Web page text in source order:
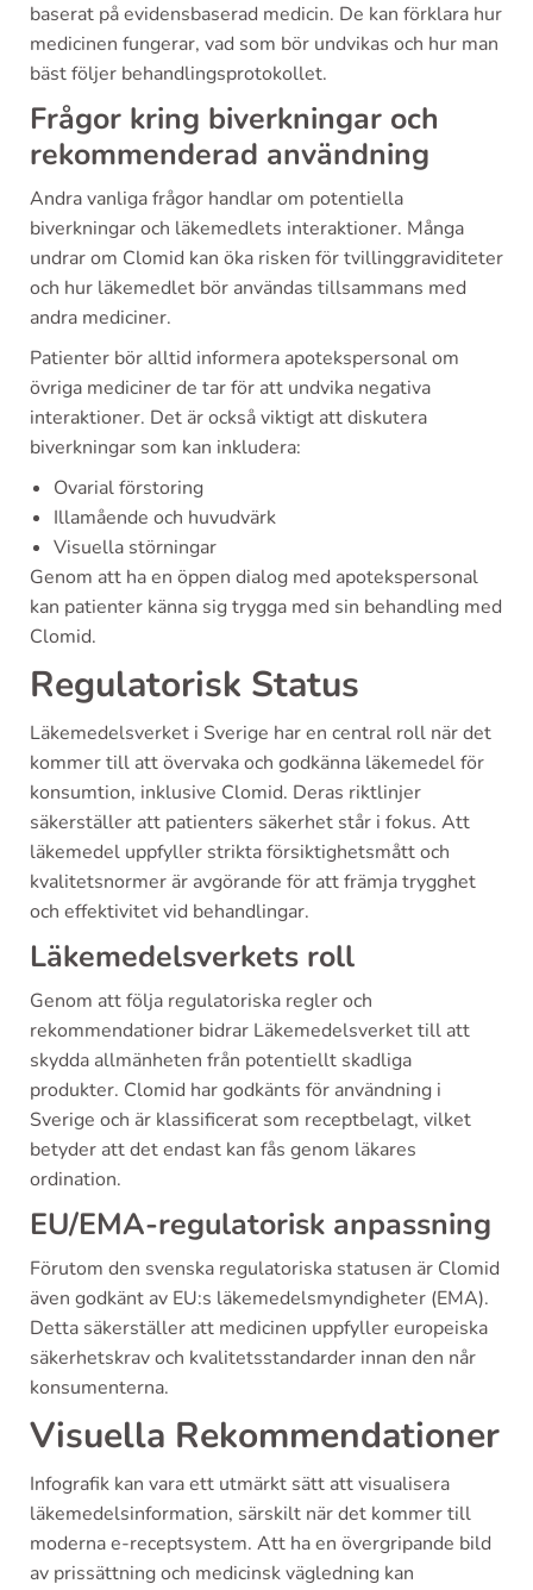
baserat på evidensbaserad medicin. De kan förklara hur
medicinen fungerar, vad som bör undvikas och hur man
bäst följer behandlingsprotokollet.
Frågor kring biverkningar och
rekommenderad användning
Andra vanliga frågor handlar om potentiella
biverkningar och läkemedlets interaktioner. Många
undrar om Clomid kan öka risken för tvillinggraviditeter
och hur läkemedlet bör användas tillsammans med
andra mediciner.
Patienter bör alltid informera apotekspersonal om
övriga mediciner de tar för att undvika negativa
interaktioner. Det är också viktigt att diskutera
biverkningar som kan inkludera:
Ovarial förstoring
Illamående och huvudvärk
Visuella störningar
Genom att ha en öppen dialog med apotekspersonal
kan patienter känna sig trygga med sin behandling med
Clomid.
Regulatorisk Status
Läkemedelsverket i Sverige har en central roll när det
kommer till att övervaka och godkänna läkemedel för
konsumtion, inklusive Clomid. Deras riktlinjer
säkerställer att patienters säkerhet står i fokus. Att
läkemedel uppfyller strikta försiktighetsmått och
kvalitetsnormer är avgörande för att främja trygghet
och effektivitet vid behandlingar.
Läkemedelsverkets roll
Genom att följa regulatoriska regler och
rekommendationer bidrar Läkemedelsverket till att
skydda allmänheten från potentiellt skadliga
produkter. Clomid har godkänts för användning i
Sverige och är klassificerat som receptbelagt, vilket
betyder att det endast kan fås genom läkares
ordination.
EU/EMA-regulatorisk anpassning
Förutom den svenska regulatoriska statusen är Clomid
även godkänt av EU:s läkemedelsmyndigheter (EMA).
Detta säkerställer att medicinen uppfyller europeiska
säkerhetskrav och kvalitetsstandarder innan den når
konsumenterna.
Visuella Rekommendationer
Infografik kan vara ett utmärkt sätt att visualisera
läkemedelsinformation, särskilt när det kommer till
moderna e-receptsystem. Att ha en övergripande bild
av prissättning och medicinsk vägledning kan